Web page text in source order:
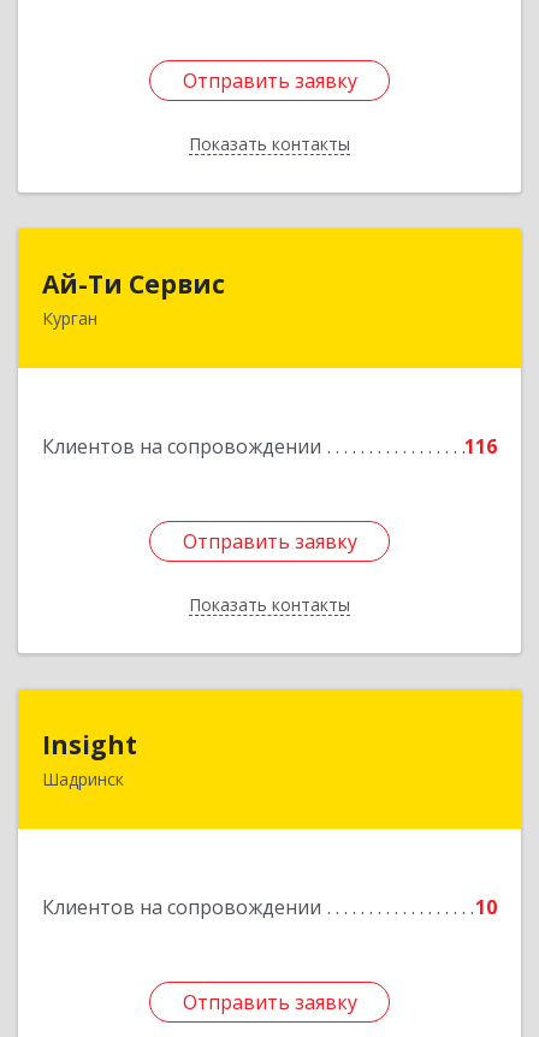
Отправить заявку
Показать контакты
Отправить заявку
Назад
Ай-Ти Сервис
Курган
Клиентов на сопровождении 116
Отправить заявку
Показать контакты
Отправить заявку
Назад
Insight
Шадринск
Клиентов на сопровождении 10
Отправить заявку
Отправить заявку